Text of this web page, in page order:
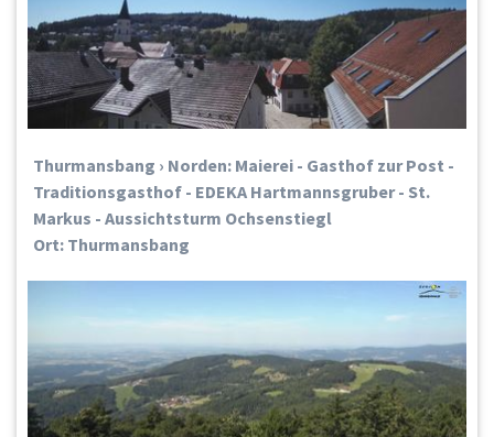
Thurmansbang › Norden: Maierei - Gasthof zur Post -
Traditionsgasthof - EDEKA Hartmannsgruber - St.
Markus - Aussichtsturm Ochsenstiegl
Ort: Thurmansbang